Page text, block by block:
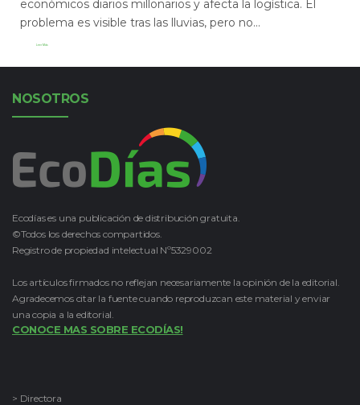
económicos diarios millonarios y afecta la logística. El
problema es visible tras las lluvias, pero no...
Leer Más
NOSOTROS
Ecodías es una publicación de distribución gratuita.
©Todos los derechos compartidos.
Registro de propiedad intelectual Nº5329002
Los artículos firmados no reflejan necesariamente la opinión de la editorial.
Agradecemos citar la fuente cuando reproduzcan este material y enviar
una copia a la editorial.
CONOCE MAS SOBRE ECODÍAS!
> Directora